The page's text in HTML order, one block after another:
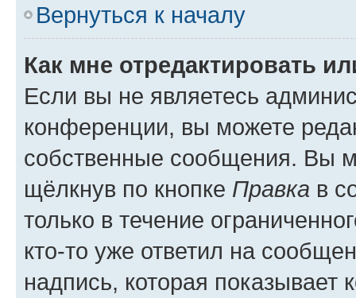
Вернуться к началу
Как мне отредактировать
Если вы не являетесь
конференции, вы можете
собственные сообщения. Вы
щёлкнув по кнопке Правка в
только в течение
кто-то уже ответил на
надпись, которая показывает